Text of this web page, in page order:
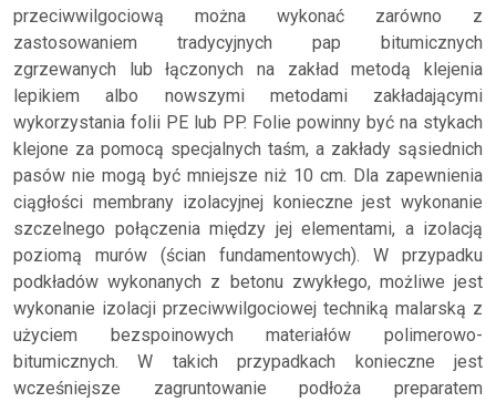
przeciwwilgociową można wykonać zarówno z
zastosowaniem tradycyjnych pap bitumicznych
zgrzewanych lub łączonych na zakład metodą klejenia
lepikiem albo nowszymi metodami zakładającymi
wykorzystania folii PE lub PP. Folie powinny być na stykach
klejone za pomocą specjalnych taśm, a zakłady sąsiednich
pasów nie mogą być mniejsze niż 10 cm. Dla zapewnienia
ciągłości membrany izolacyjnej konieczne jest wykonanie
szczelnego połączenia między jej elementami, a izolacją
poziomą murów (ścian fundamentowych). W przypadku
podkładów wykonanych z betonu zwykłego, możliwe jest
wykonanie izolacji przeciwwilgociowej techniką malarską z
użyciem bezspoinowych materiałów polimerowo-
bitumicznych. W takich przypadkach konieczne jest
wcześniejsze zagruntowanie podłoża preparatem